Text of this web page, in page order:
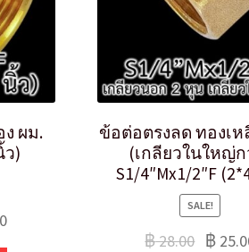
ผม.
ว)
ข้อต่อตรงลด ทองเห
(เกลียวในใหญ่ก
S1/4″Mx1/2″F
SALE!
฿28.00 ฿